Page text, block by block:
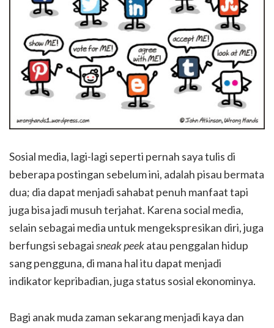
Sosial media, lagi-lagi seperti pernah saya tulis di
beberapa postingan sebelum ini, adalah pisau bermata
dua; dia dapat menjadi sahabat penuh manfaat tapi
juga bisa jadi musuh terjahat. Karena social media,
selain sebagai media untuk mengekspresikan diri, juga
berfungsi sebagaisneak peekatau penggalan hidup
sang pengguna, di mana hal itu dapat menjadi
indikator kepribadian, juga status sosial ekonominya.
Bagi anak muda zaman sekarang menjadi kaya dan